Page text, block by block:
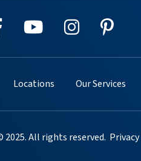
on Xus on
Follow us on
Follow us
Locations Our Services
All rights reserved.